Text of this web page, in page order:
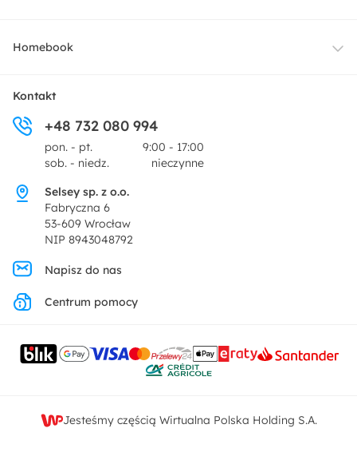
Dekoracje i akcesoria
Promocje
Dostawa
Zwroty
Pytania i odpowiedzi
Homebook
O nas
Centrum prasowe
Regulamin
Polityka prywatności
Ustawienia prywatności
Kontakt
Kontakt
+48 732 080 994
pon. - pt.
9:00 - 17:00
sob. - niedz.
nieczynne
Selsey sp. z o.o.
Fabryczna 6
53-609 Wrocław
NIP 8943048792
Napisz do nas
Centrum pomocy
Jesteśmy częścią Wirtualna Polska Holding S.A.